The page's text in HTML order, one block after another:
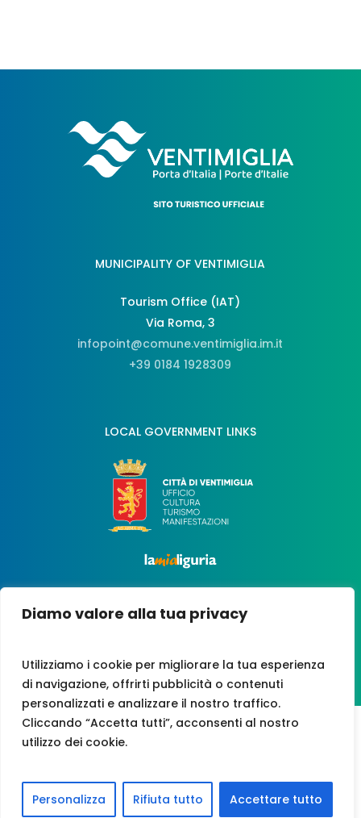
Diamo valore alla tua privacy
Utilizziamo i cookie per migliorare la tua esperienza
di navigazione, offrirti pubblicità o contenuti
personalizzati e analizzare il nostro traffico.
Cliccando “Accetta tutti”, acconsenti al nostro
utilizzo dei cookie.
Personalizza Rifiuta tutto Accettare tutto
MUNICIPALITY OF VENTIMIGLIA
Tourism Office (IAT)
Via Roma, 3
infopoint@comune.ventimiglia.im.it
+39 0184 1928309
LOCAL GOVERNMENT LINKS